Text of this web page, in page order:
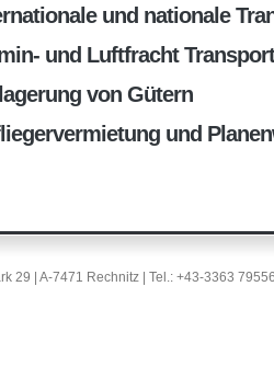
und nationale
und Luftfracht
von Gütern
und
29 | A-7471 Rechnitz | Tel.: +43-3363